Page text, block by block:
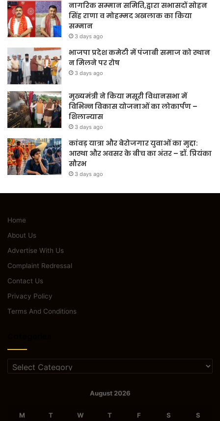
नागरिक सम्मान समिति,द्वारा सभासदों सोहन
सिंह राणा व मोहम्मद अखलाक का किया
सम्मान
3 days ago
भाजपा प्रदेश कमेटी में पंजाबी समाज को स्थान
न मिलने पर रोष
3 days ago
मुख्यमंत्री ने किया मसूरी विधानसभा में
विभिन्न विकास योजनाओं का लोकार्पण –
शिलान्यास
3 days ago
कांवड़ यात्रा और बेरोजगार युवाओं का मुद्दा:
आस्था और अवसर के बीच का अंतर – डॉ. प्रियंका
सौरभ
3 days ago
Home
About Us
Advertise With Us
Complaint Redressal
Contact Us
Privacy Policy
Terms And Conditions
Categories
August 2026
M T W T F S S